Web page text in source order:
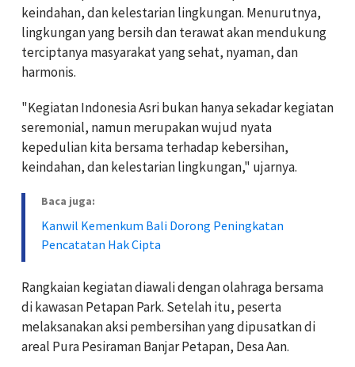
keindahan, dan kelestarian lingkungan. Menurutnya,
lingkungan yang bersih dan terawat akan mendukung
terciptanya masyarakat yang sehat, nyaman, dan
harmonis.
"Kegiatan Indonesia Asri bukan hanya sekadar kegiatan
seremonial, namun merupakan wujud nyata
kepedulian kita bersama terhadap kebersihan,
keindahan, dan kelestarian lingkungan," ujarnya.
Baca juga:
Kanwil Kemenkum Bali Dorong Peningkatan
Pencatatan Hak Cipta
Rangkaian kegiatan diawali dengan olahraga bersama
di kawasan Petapan Park. Setelah itu, peserta
melaksanakan aksi pembersihan yang dipusatkan di
areal Pura Pesiraman Banjar Petapan, Desa Aan.